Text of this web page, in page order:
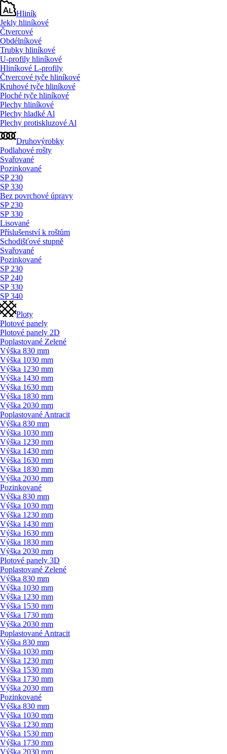
Hliník
Jekly hliníkové
Čtvercové
Obdélníkové
Trubky hliníkové
U-profily hliníkové
Hliníkové L-profily
Čtvercové tyče hliníkové
Kruhové tyče hliníkové
Ploché tyče hliníkové
Plechy hliníkové
Plechy hladké Al
Plechy protiskluzové Al
Druhovýrobky
Podlahové rošty
Svařované
Pozinkované
SP 230
SP 330
Bez povrchové úpravy
SP 230
SP 330
Lisované
Příslušenství k roštům
Schodišťové stupně
Svařované
Pozinkované
SP 230
SP 240
SP 330
SP 340
Ploty
Plotové panely
Plotové panely 2D
Poplastované Zelené
Výška 830 mm
Výška 1030 mm
Výška 1230 mm
Výška 1430 mm
Výška 1630 mm
Výška 1830 mm
Výška 2030 mm
Poplastované Antracit
Výška 830 mm
Výška 1030 mm
Výška 1230 mm
Výška 1430 mm
Výška 1630 mm
Výška 1830 mm
Výška 2030 mm
Pozinkované
Výška 830 mm
Výška 1030 mm
Výška 1230 mm
Výška 1430 mm
Výška 1630 mm
Výška 1830 mm
Výška 2030 mm
Plotové panely 3D
Poplastované Zelené
Výška 830 mm
Výška 1030 mm
Výška 1230 mm
Výška 1530 mm
Výška 1730 mm
Výška 2030 mm
Poplastované Antracit
Výška 830 mm
Výška 1030 mm
Výška 1230 mm
Výška 1530 mm
Výška 1730 mm
Výška 2030 mm
Pozinkované
Výška 830 mm
Výška 1030 mm
Výška 1230 mm
Výška 1530 mm
Výška 1730 mm
Výška 2030 mm